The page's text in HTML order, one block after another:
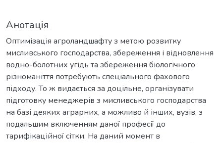
Анотація
Оптимізація агроландшафту з метою розвитку
мисливського господарства, збереження і відновлення
водно-болотних угідь та збереження біологічного
різноманіття потребують спеціального фахового
підходу. То ж видається за доцільне, організувати
підготовку менеджерів з мисливського господарства
на базі деяких аграрних, а можливо й інших, вузів, з
подальшим включенням даної професії до
тарифікаційної сітки. На даний момент в